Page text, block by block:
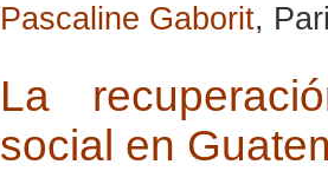
Pascaline Gaborit,
La
social en